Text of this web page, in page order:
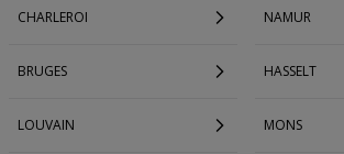
CHARLEROI NAMUR
BRUGES HASSELT
LOUVAIN MONS